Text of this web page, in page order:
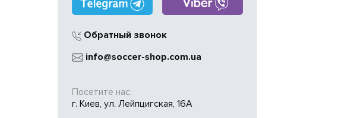
Обратный звонок
info@soccer-shop.com.ua
Посетите нас:
г. Киев, ул. Лейпцигская, 16А